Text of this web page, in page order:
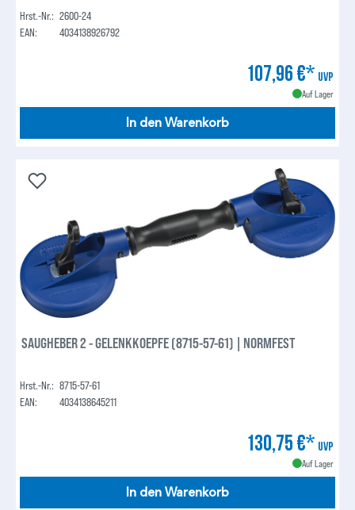
Hrst.-Nr.: 2600-24
EAN:
4034138926792
107,96 €* UVP
Auf Lager
In den Warenkorb
SAUGHEBER 2 - GELENKKOEPFE (8715-57-61) | NORMFEST
Hrst.-Nr.: 8715-57-61
EAN:
4034138645211
130,75 €* UVP
Auf Lager
In den Warenkorb